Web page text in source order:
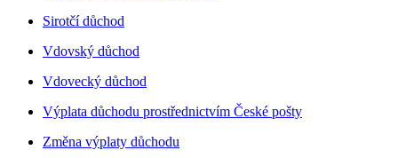
Sirotčí důchod
Vdovský důchod
Vdovecký důchod
Výplata důchodu prostřednictvím České pošty
Změna výplaty důchodu